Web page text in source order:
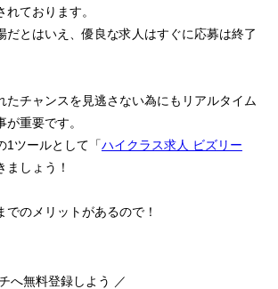
れております。
だとはいえ、優良な求人はすぐに応募は終了
たチャンスを見逃さない為にもリアルタイム
重要です。
1ツールとして「ハイクラス求人 ビズリー
ましょう！
でのメリットがあるので！
へ無料登録しよう ／